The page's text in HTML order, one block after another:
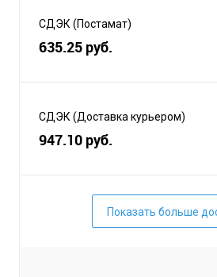
СДЭК (Постамат)
635.25 руб.
СДЭК (Доставка курьером)
947.10 руб.
Показать больше